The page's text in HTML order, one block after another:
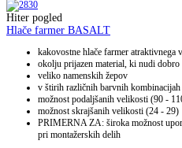
Hiter pogled
Hlače farmer BASALT
kakovostne hlače farmer atraktivnega
okolju prijazen material, ki nudi dobro
veliko namenskih žepov
v štirih različnih barvnih kombinacijah
možnost podaljšanih velikosti (90 -
možnost skrajšanih velikosti (24 - 29)
PRIMERNA ZA: široka možnost
pri montažerskih delih